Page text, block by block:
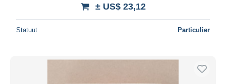
± US$ 23,12
Statuut Particulier